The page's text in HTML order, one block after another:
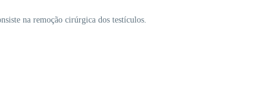
na remoção cirúrgica dos testículos.